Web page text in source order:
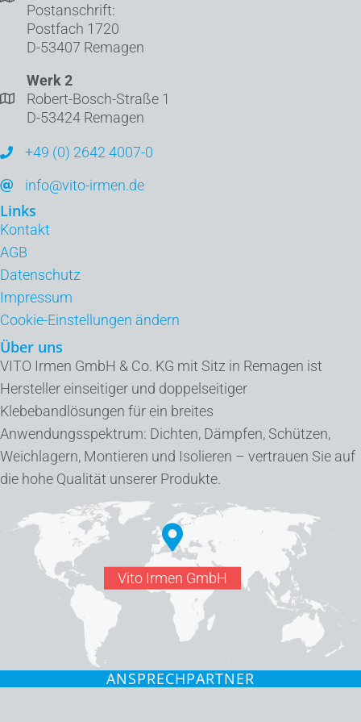
Postanschrift:
Postfach 1720
D-53407 Remagen
Werk 2
Robert-Bosch-Straße 1
D-53424 Remagen
+49 (0) 2642 4007-0
info@vito-irmen.de
Links
Kontakt
AGB
Datenschutz
Impressum
Cookie-Einstellungen ändern
Über uns
VITO Irmen GmbH & Co. KG mit Sitz in Remagen ist
Hersteller einseitiger und doppelseitiger
Klebebandlösungen für ein breites
Anwendungsspektrum: Dichten, Dämpfen, Schützen,
Weichlagern, Montieren und Isolieren – vertrauen Sie auf
die hohe Qualität unserer Produkte.
Vito Irmen GmbH
ANSPRECHPARTNER